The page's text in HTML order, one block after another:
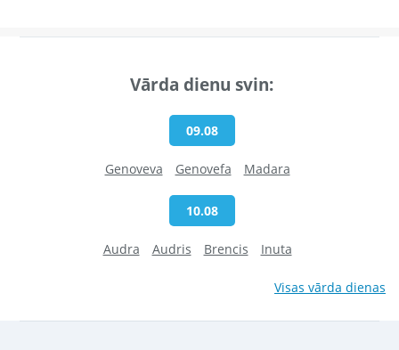
Vārda dienu svin:
09.08
Genoveva Genovefa Madara
10.08
Audra Audris Brencis Inuta
Visas vārda dienas